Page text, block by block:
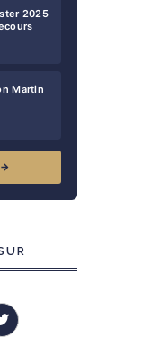
2025
Martin
→